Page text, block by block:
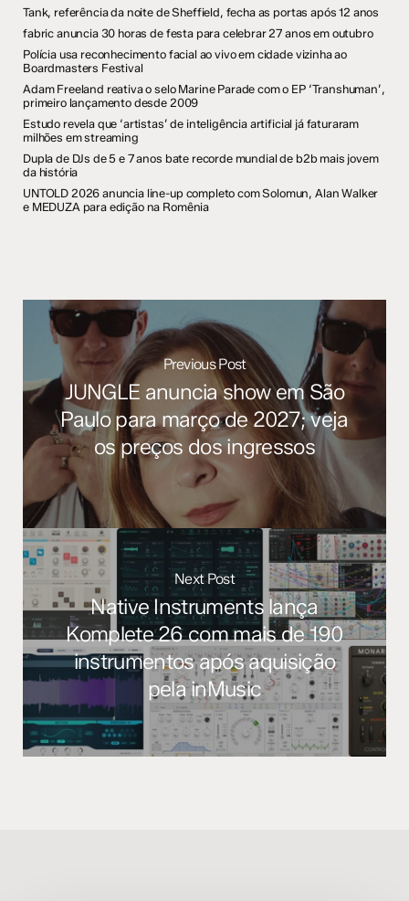
Tank, referência da noite de Sheffield, fecha as portas após 12 anos
fabric anuncia 30 horas de festa para celebrar 27 anos em outubro
Polícia usa reconhecimento facial ao vivo em cidade vizinha ao
Boardmasters Festival
Adam Freeland reativa o selo Marine Parade com o EP ‘Transhuman’,
primeiro lançamento desde 2009
Estudo revela que ‘artistas’ de inteligência artificial já faturaram
milhões em streaming
Dupla de DJs de 5 e 7 anos bate recorde mundial de b2b mais jovem
da história
UNTOLD 2026 anuncia line-up completo com Solomun, Alan Walker
e MEDUZA para edição na Romênia
Previous Post
JUNGLE anuncia show em São
Paulo para março de 2027; veja
os preços dos ingressos
Next Post
Native Instruments lança
Komplete 26 com mais de 190
instrumentos após aquisição
pela inMusic